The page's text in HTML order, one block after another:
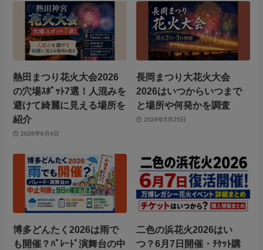
熱田まつり花火大会2026
の穴場ｽﾎﾟｯﾄ7選！人混みを
避けて綺麗に見える場所を
紹介
2026年6月4日
長岡まつり大花火大会
2026はいつからいつまで
と場所や何発かを調査
2026年5月25日
博多どんたく2026は雨で
も開催？ﾊﾟﾚｰﾄﾞ演舞台の中
二色の浜花火2026はい
つ？6月7日開催・ﾁｹｯﾄ購